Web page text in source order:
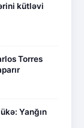
kütləvi
Torres
Yanğın